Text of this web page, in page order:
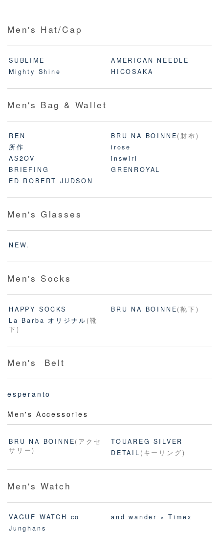
Men's Hat/Cap
SUBLIME
AMERICAN NEEDLE
Mighty Shine
HICOSAKA
Men's Bag & Wallet
REN BRU NA BOINNE(財布)
所作
irose
AS2OV
inswirl
BRIEFING
GRENROYAL
ED ROBERT JUDSON
Men's Glasses
NEW.
Men's Socks
HAPPY SOCKS BRU NA BOINNE(靴下)
La Barba オリジナル (靴
下)
Men's Belt
esperanto
Men's Accessories
BRU NA BOINNE(アクセ
サリー)
TOUAREG SILVER
DETAIL (キーリング)
Men's Watch
VAGUE WATCH co
and wander × Timex
Junghans